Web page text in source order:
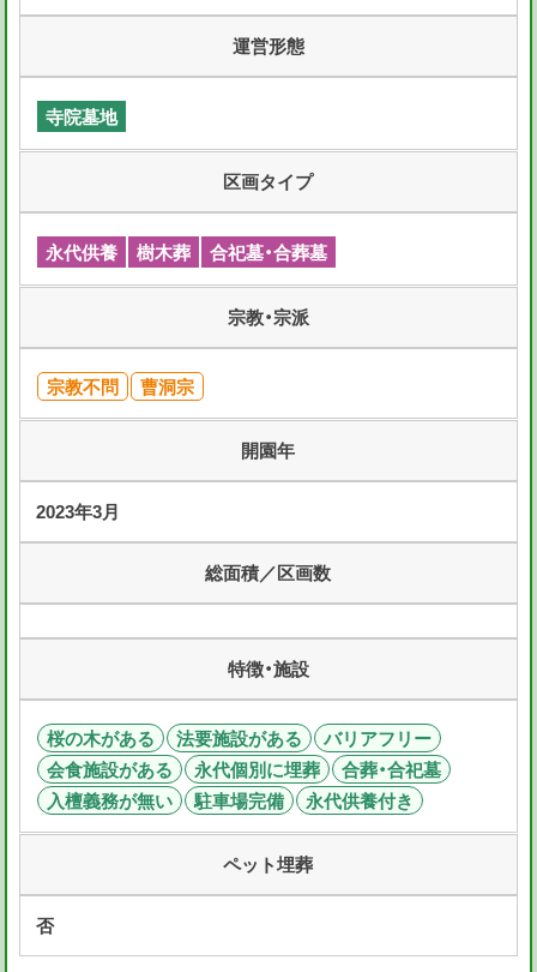
運営形態
寺院墓地
区画タイプ
永代供養 樹木葬 合祀墓・合葬墓
宗教・宗派
宗教不問 曹洞宗
開園年
2023年3月
総面積／区画数
特徴・施設
桜の木がある 法要施設がある
バリアフリー
会食施設がある
永代個別に埋葬
合葬・合祀墓
入檀義務が無い
駐車場完備 永代供養付き
ペット埋葬
否